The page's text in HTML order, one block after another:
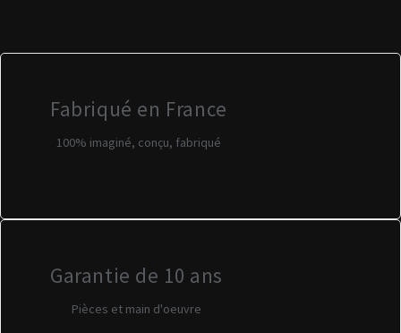
Fabriqué en France
100% imaginé, conçu, fabriqué
Garantie de 10 ans
Pièces et main d'oeuvre